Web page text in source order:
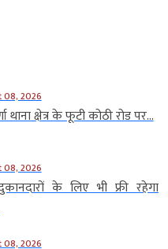
08, 2026
थाना क्षेत्र के फूटी कोठी रोड पर...
08, 2026
के लिए भी फ्री रहेगा
08, 2026